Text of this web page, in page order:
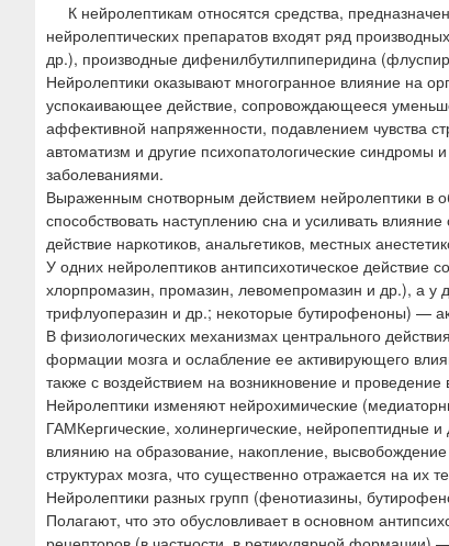
е
н
ю
К нейролептикам относятся средства,
нейролептических препаратов входят ряд
др.), производные дифенилбутилпиперидина
Нейролептики оказывают многогранное влияние на
успокаивающее действие, сопровождающееся
аффективной напряженности, подавлением чувства
автоматизм и другие психопатологические
заболеваниями.
Выраженным снотворным действием нейролептики в
способствовать наступлению сна и усиливать
действие наркотиков, анальгетиков, местных
У одних нейролептиков антипсихотическое
хлорпромазин, промазин, левомепромазин и др.), а у
трифлуоперазин и др.; некоторые бутирофеноны) —
В физиологических механизмах центрального
формации мозга и ослабление ее активирующего
также с воздействием на возникновение и
Нейролептики изменяют нейрохимические
ГАМКергические, холинергические, нейропептидные
влиянию на образование, накопление,
структурах мозга, что существенно отражается на их
Нейролептики разных групп (фенотиазины,
Полагают, что это обусловливает в основном